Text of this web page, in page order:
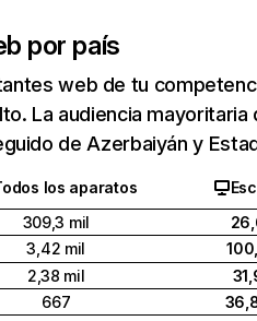
por país
web de tu
La audiencia mayoritaria
de Azerbaiyán y
los aparatos
309,3 mil
3,42 mil
2,38 mil
667